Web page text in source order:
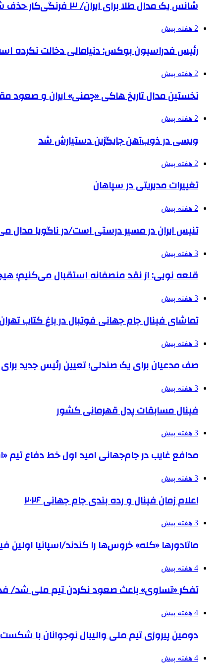
شانس یک مدال طلا برای ایران/ ۳ فرنگی‌کار حذف شدند
2 هفته پیش
رئیس فدراسیون بوکس: دنیامالی دخالت نکرده
2 هفته پیش
نخستین مدال تاریخ هاکی «چمنی» ایران و صعود
2 هفته پیش
ویسی در ذوب‌آهن جایگزین دستیارش شد
2 هفته پیش
تغییرات مدیریتی در سپاهان
2 هفته پیش
تنیس ایران در مسیر درستی است/در ناگویا
3 هفته پیش
قلعه نویی: از نقد منصفانه استقبال می‌کنیم؛
3 هفته پیش
تماشای فینال جام جهانی فوتبال در باغ کتاب
3 هفته پیش
صف مدعیان برای یک صندلی؛ تعیین رئیس جدید برای
3 هفته پیش
فینال مسابقات پدل قهرمانی کشور
3 هفته پیش
مدافع غایب در جام‌جهانی امید اول خط دفاع تیم
3 هفته پیش
اعلام زمان فینال و رده بندی جام جهانی ۲۰۲۶
3 هفته پیش
ماتادورها «کله» خروس‌ها را کندند/اسپانیا
4 هفته پیش
تفکر «تساوی» باعث صعود نکردن تیم ملی شد/
4 هفته پیش
دومین پیروزی تیم ملی والیبال نوجوانان با
4 هفته پیش